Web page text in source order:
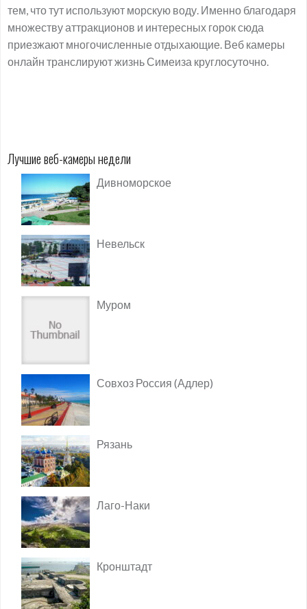
тем, что тут используют морскую воду. Именно благодаря
множеству аттракционов и интересных горок сюда
приезжают многочисленные отдыхающие. Веб камеры
онлайн транслируют жизнь Симеиза круглосуточно.
Лучшие веб-камеры недели
Дивноморское
Невельск
Муром
Совхоз Россия (Адлер)
Рязань
Лаго-Наки
Кронштадт